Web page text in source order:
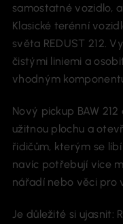
samostatné vozidlo,
Klasické terénní
světa REDUST 212.
čistými liniemi a
vhodným
Nový pickup BAW
užitnou plochu a
řidičům, kterým se
navíc potřebují více
nářadí nebo věci pro
Je důležité si ujasnit: